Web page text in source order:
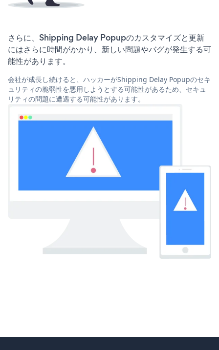
さらに、Shipping Delay Popupのカスタマイズと更新
にはさらに時間がかかり、新しい問題やバグが発生する可
能性があります。
会社が成長し続けると、ハッカーがShipping Delay Popupのセキ
ュリティの脆弱性を悪用しようとする可能性があるため、セキュ
リティの問題に遭遇する可能性があります。